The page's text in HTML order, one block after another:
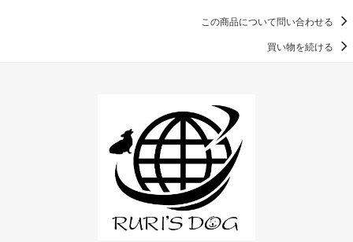
この商品について問い合わせる
買い物を続ける